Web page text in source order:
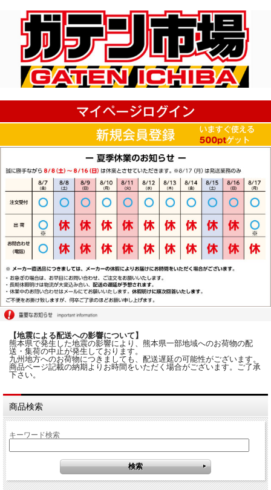
【地震による配送への影響について】
熊本県で発生した地震の影響により、熊本県一部地域へのお荷物の配
送・集荷の中止が発生しております。
九州地方へのお荷物につきましても、配送遅延の可能性がございます。
商品ページ記載の納期よりお時間をいただく場合がございます。ご了承
下さい。
商品検索
キーワード検索